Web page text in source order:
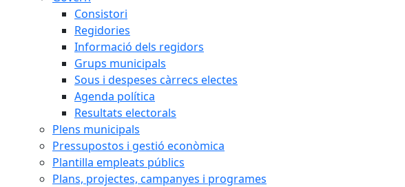
Consistori
Regidories
Informació dels regidors
Grups municipals
Sous i despeses càrrecs electes
Agenda política
Resultats electorals
Plens municipals
Pressupostos i gestió econòmica
Plantilla empleats públics
Plans, projectes, campanyes i programes